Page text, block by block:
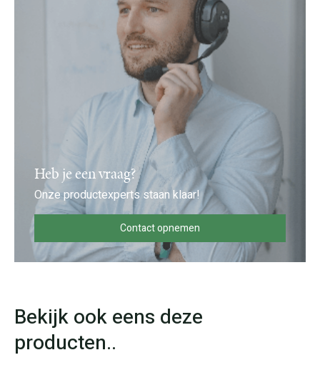
Heb je een vraag?
Onze productexperts staan klaar!
Contact opnemen